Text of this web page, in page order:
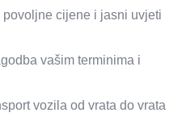
cijene i jasni uvjeti
vašim terminima i
vozila od vrata do vrata